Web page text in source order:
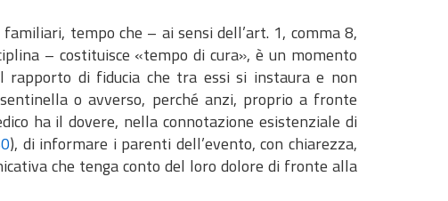
tempo che – ai sensi dell’art. 1, comma 8,
– costituisce «tempo di cura», è un momento
rapporto di fiducia che tra essi si instaura e non
o avverso, perché anzi, proprio a fronte
ha il dovere, nella connotazione esistenziale di
), di informare i parenti dell’evento, con chiarezza,
che tenga conto del loro dolore di fronte alla